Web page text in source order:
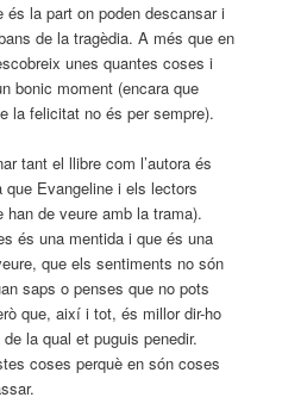
la part on poden descansar i
de la tragèdia. A més que en
unes quantes coses i
bonic moment (encara que
la felicitat no és per sempre).
tant el llibre com l’autora és
Evangeline i els lectors
de veure amb la trama).
és una mentida i que és una
que els sentiments no són
saps o penses que no pots
que, així i tot, és millor dir-ho
la qual et puguis penedir.
coses perquè en són coses